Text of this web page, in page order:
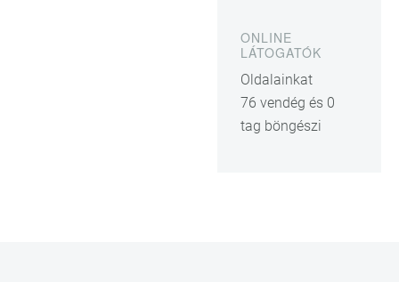
ONLINE
LÁTOGATÓK
Oldalainkat
76 vendég és 0
tag böngészi